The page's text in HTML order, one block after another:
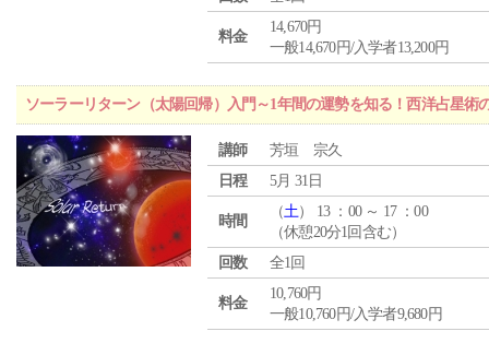
料金
14,670円
一般14,670円/入学者13,200円
ソーラーリターン（太陽回帰）入門～1年間の運勢を知る！西洋占星術
講師
芳垣 宗久
日程
5月 31日
時間
（土） 13 ：00 ～ 17 ：00
（休憩20分1回含む）
回数
全1回
料金
10,760円
一般10,760円/入学者9,680円